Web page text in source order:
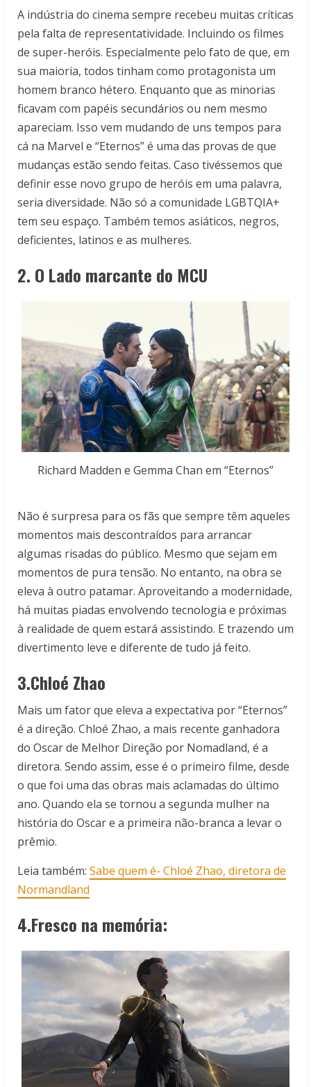
A indústria do cinema sempre recebeu muitas críticas
pela falta de representatividade. Incluindo os filmes
de super-heróis. Especialmente pelo fato de que, em
sua maioria, todos tinham como protagonista um
homem branco hétero. Enquanto que as minorias
ficavam com papéis secundários ou nem mesmo
apareciam. Isso vem mudando de uns tempos para
cá na Marvel e “Eternos” é uma das provas de que
mudanças estão sendo feitas. Caso tivéssemos que
definir esse novo grupo de heróis em uma palavra,
seria diversidade. Não só a comunidade LGBTQIA+
tem seu espaço. Também temos asiáticos, negros,
deficientes, latinos e as mulheres.
2. O Lado marcante do MCU
Richard Madden e Gemma Chan em “Eternos”
Não é surpresa para os fãs que sempre têm aqueles
momentos mais descontraídos para arrancar
algumas risadas do público. Mesmo que sejam em
momentos de pura tensão. No entanto, na obra se
eleva à outro patamar. Aproveitando a modernidade,
há muitas piadas envolvendo tecnologia e próximas
à realidade de quem estará assistindo. E trazendo um
divertimento leve e diferente de tudo já feito.
3.Chloé Zhao
Mais um fator que eleva a expectativa por “Eternos”
é a direção. Chloé Zhao, a mais recente ganhadora
do Oscar de Melhor Direção por Nomadland, é a
diretora. Sendo assim, esse é o primeiro filme, desde
o que foi uma das obras mais aclamadas do último
ano. Quando ela se tornou a segunda mulher na
história do Oscar e a primeira não-branca a levar o
prêmio.
Leia também: Sabe quem é- Chloé Zhao, diretora de
Normandland
4.Fresco na memória: